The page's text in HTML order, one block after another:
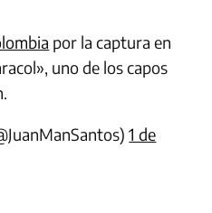
por la captura en
uno de los capos
1 de